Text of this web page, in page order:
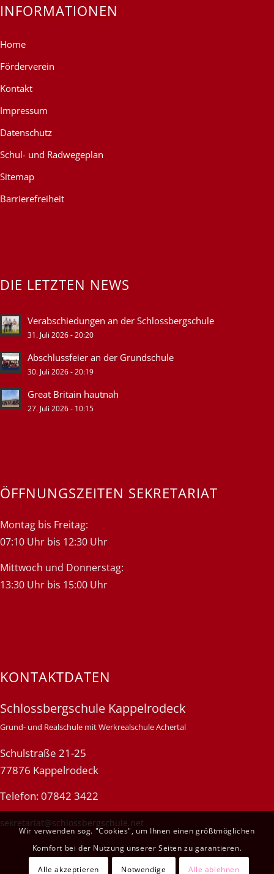
INFORMATIONEN
Home
Förderverein
Kontakt
Impressum
Datenschutz
Schul- und Radwegeplan
Sitemap
Barrierefreiheit
DIE LETZTEN NEWS
Verabschiedungen an der Schlossbergschule
31. Juli 2026 - 20:20
Abschlussfeier an der Grundschule
30. Juli 2026 - 20:19
Great Britain hautnah
27. Juli 2026 - 10:15
ÖFFNUNGSZEITEN SEKRETARIAT
Montag bis Freitag:
07:10 Uhr bis 12:30 Uhr
Mittwoch und Donnerstag:
13:30 Uhr bis 15:00 Uhr
KONTAKTDATEN
Schlossbergschule Kappelrodeck
Grund- und Realschule mit Werkrealschule Achertal
Schulstraße 21-25
77876 Kappelrodeck
Telefon: 07842 3422
sekretariat@schlossbergschule.net
Wir verwenden sog. "Cookies", um Ihnen einen größtmöglichen
Komfort bei der Nutzung unserer Seiten zu garantieren.
Alle akzeptieren Notwendige Alle ablehnen